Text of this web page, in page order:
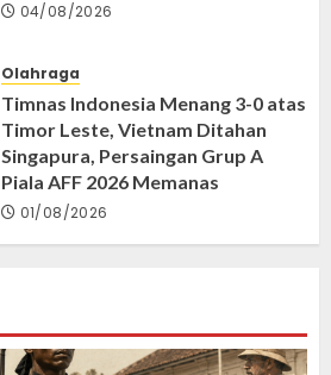
04/08/2026
Olahraga
Timnas Indonesia Menang 3-0 atas
Timor Leste, Vietnam Ditahan
Singapura, Persaingan Grup A
Piala AFF 2026 Memanas
01/08/2026